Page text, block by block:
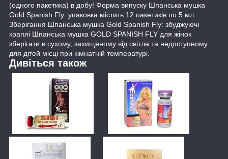
(одного пакетика) в добу! Форма випуску Шпанська мушка
Gold Spanish Fly: упаковка містить 12 пакетиків по 5 мл.
Зберігання Шпанська мушка Gold Spanish Fly: збуджуючі
краплі Шпанська мушка GOLD SPANISH FLY для жінок
зберігати в сухому, захищеному від світла та недоступному
для дітей місці при кімнатній температурі.
Дивіться також